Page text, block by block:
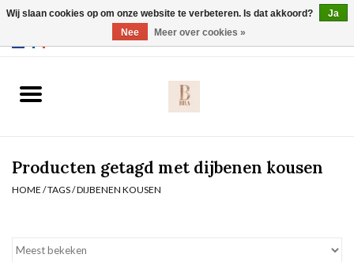
Slip
Nachtmode
Producten getagd met dijbenen kousen
HOME /TAGS/DIJBENEN KOUSEN
Wij slaan cookies op om onze website te verbeteren. Is dat akkoord?
Ja
Nee
Meer over cookies »
Webshop werkt met EU maten. .